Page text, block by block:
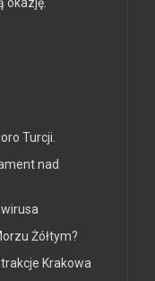
Turcji.
nad
Żółtym?
Krakowa